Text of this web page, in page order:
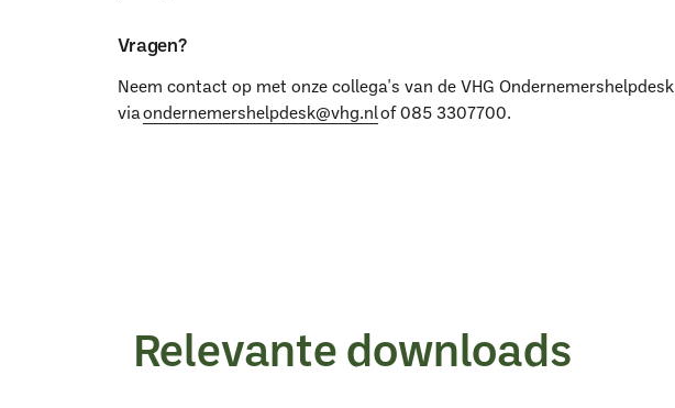
Vragen?
Neem contact op met onze collega's van de VHG Ondernemershelpdesk
viaondernemershelpdesk@vhg.nlof 085 3307700.
Relevante downloads